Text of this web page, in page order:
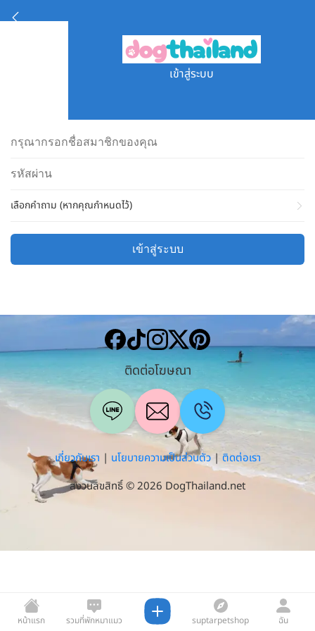
เข้าสู่ระบบ
เลือกคำถาม (หากคุณกำหนดไว้)
เข้าสู่ระบบ
หน้าแรก
รวมที่พักหมาแมว
suptarpetshop ฉัน
ติดต่อโฆษณา
เกี่ยวกับเรา | นโยบายความเป็นส่วนตัว| ติดต่อเรา
สงวนลิขสิทธิ์ © 2026 DogThailand.net